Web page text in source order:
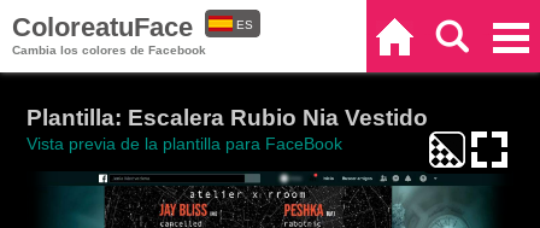
ColoreatuFace
Cambia los colores de Facebook
ES
Plantilla: Escalera Rubio Nia Vestido
Vista previa de la plantilla para FaceBook